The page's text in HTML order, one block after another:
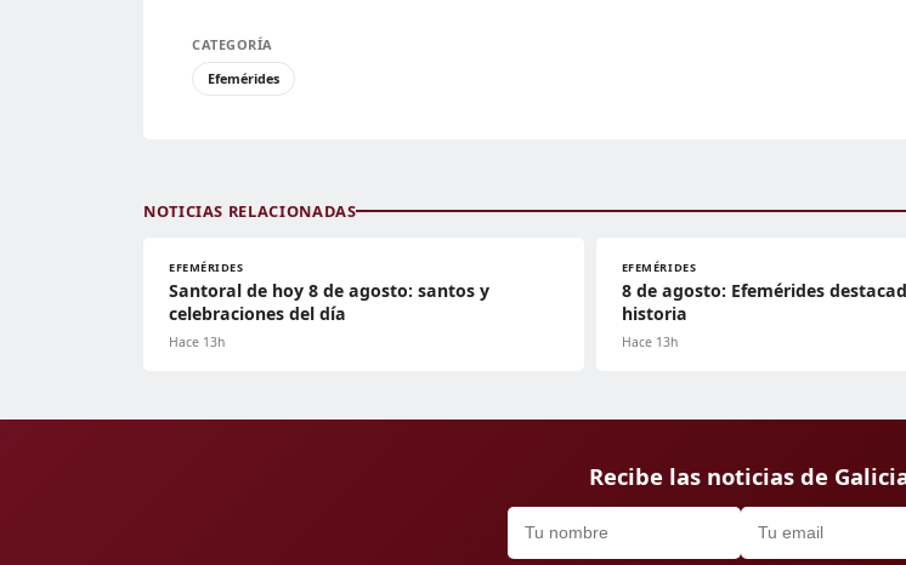
CATEGORÍA
Efemérides
NOTICIAS RELACIONADAS
EFEMÉRIDES
Santoral de hoy 8 de agosto: santos y
celebraciones del día
Hace 13h
EFEMÉRIDES
8 de agosto: Efemérides
historia
Hace 13h
Recibe las noticias de